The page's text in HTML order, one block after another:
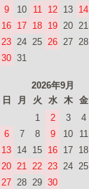
9
10 11 12 13 14
16 17 18 19 20 21
23 24 25 26 27 28
30 31
2026年9月
日
月 火 水 木 金
1
2 3 4
6
7 8 9 10 11
13 14 15 16 17 18
20 21 22 23 24 25
27 28 29 30